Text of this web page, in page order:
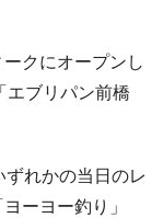
クにオープンし
エブリパン前橋
れかの当日のレ
ーヨー釣り」